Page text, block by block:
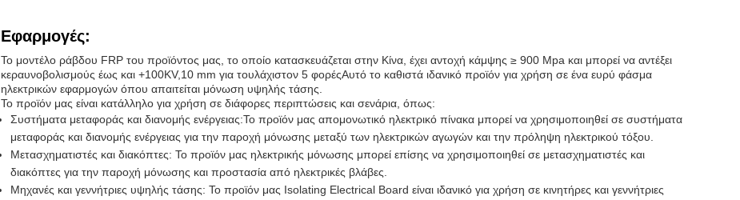
Εφαρμογές:
Το μοντέλο ράβδου FRP του προϊόντος μας, το οποίο κατασκευάζεται στην Κίνα, έχει αντοχή κάμψης ≥ 900 Mpa και μπορεί να αντέξει
κεραυνοβολισμούς έως και +100KV,10 mm για τουλάχιστον 5 φορέςΑυτό το καθιστά ιδανικό προϊόν για χρήση σε ένα ευρύ φάσμα
ηλεκτρικών εφαρμογών όπου απαιτείται μόνωση υψηλής τάσης.
Το προϊόν μας είναι κατάλληλο για χρήση σε διάφορες περιπτώσεις και σενάρια, όπως:
Συστήματα μεταφοράς και διανομής ενέργειας:Το προϊόν μας απομονωτικό ηλεκτρικό πίνακα μπορεί να χρησιμοποιηθεί σε συστήματα
μεταφοράς και διανομής ενέργειας για την παροχή μόνωσης μεταξύ των ηλεκτρικών αγωγών και την πρόληψη ηλεκτρικού τόξου.
Μετασχηματιστές και διακόπτες: Το προϊόν μας ηλεκτρικής μόνωσης μπορεί επίσης να χρησιμοποιηθεί σε μετασχηματιστές και
διακόπτες για την παροχή μόνωσης και προστασία από ηλεκτρικές βλάβες.
Μηχανές και γεννήτριες υψηλής τάσης: Το προϊόν μας Isolating Electrical Board είναι ιδανικό για χρήση σε κινητήρες και γεννήτριες